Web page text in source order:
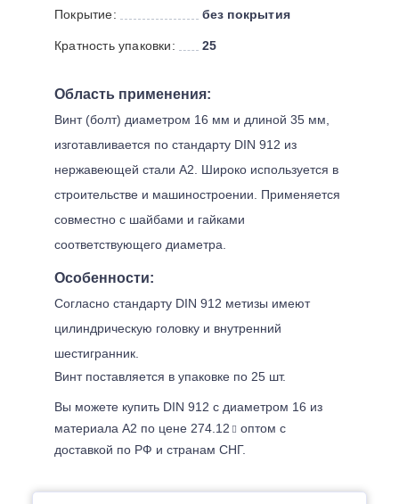
Покрытие: без покрытия
Кратность упаковки: 25
Область применения:
Винт (болт) диаметром 16 мм и длиной 35 мм,
изготавливается по стандарту DIN 912 из
нержавеющей стали А2. Широко используется в
строительстве и машиностроении. Применяется
совместно с шайбами и гайками
соответствующего диаметра.
Особенности:
Согласно стандарту DIN 912 метизы имеют
цилиндрическую головку и внутренний
шестигранник.
Винт поставляется в упаковке по 25 шт.
Вы можете купить DIN 912 с диаметром 16 из
материала А2 по цене 274.12
оптом с
доставкой по РФ и странам СНГ.